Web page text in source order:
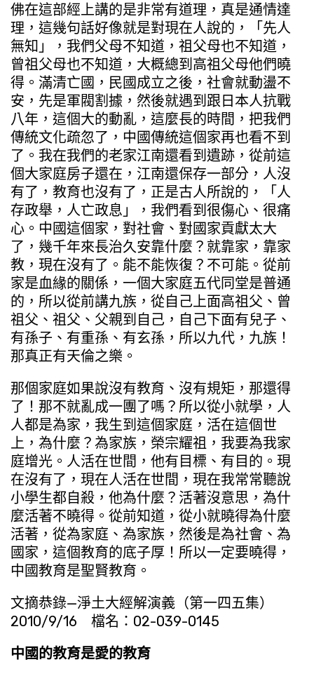
佛在這部經上講的是非常有道理，真是通情達
理，這幾句話好像就是對現在人說的，「先人
無知」，我們父母不知道，祖父母也不知道，
曾祖父母也不知道，大概總到高祖父母他們曉
得。滿清亡國，民國成立之後，社會就動盪不
安，先是軍閥割據，然後就遇到跟日本人抗戰
八年，這個大的動亂，這麼長的時間，把我們
傳統文化疏忽了，中國傳統這個家再也看不到
了。我在我們的老家江南還看到遺跡，從前這
個大家庭房子還在，江南還保存一部分，人沒
有了，教育也沒有了，正是古人所說的，「人
存政舉，人亡政息」，我們看到很傷心、很痛
心。中國這個家，對社會、對國家貢獻太大
了，幾千年來長治久安靠什麼？就靠家，靠家
教，現在沒有了。能不能恢復？不可能。從前
家是血緣的關係，一個大家庭五代同堂是普通
的，所以從前講九族，從自己上面高祖父、曾
祖父、祖父、父親到自己，自己下面有兒子、
有孫子、有重孫、有玄孫，所以九代，九族！
那真正有天倫之樂。
那個家庭如果說沒有教育、沒有規矩，那還得
了！那不就亂成一團了嗎？所以從小就學，人
人都是為家，我生到這個家庭，活在這個世
上，為什麼？為家族，榮宗耀祖，我要為我家
庭增光。人活在世間，他有目標、有目的。現
在沒有了，現在人活在世間，現在我常常聽說
小學生都自殺，他為什麼？活著沒意思，為什
麼活著不曉得。從前知道，從小就曉得為什麼
活著，從為家庭、為家族，然後是為社會、為
國家，這個教育的底子厚！所以一定要曉得，
中國教育是聖賢教育。
文摘恭錄—淨土大經解演義（第一四五集）
2010/9/16 檔名：02-039-0145
中國的教育是愛的教育